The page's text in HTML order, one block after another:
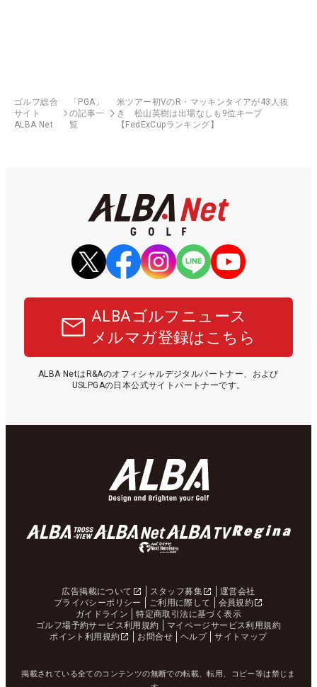
ゴルフ総合
サイト
ALBA Net
「PGA」
の記事一
覧
米ツアー初VのR・マッキンタイアが43人抜
き 松山英樹は出場なしも9位キープ
【FedExCupランキング】
ALBAゴルフニュース
メルマガ登録はこちら
ALBA NetはR&Aのオフィシャルデジタルパートナー、および
USLPGAの日本公式サイトパートナーです。
広告掲載について スタッフ募集
運営会社
プライバシーポリシー
ご利用に際して
会員規約
ガイドライン
特定商取引法に基づく表示
ゴルフ場予約サービス利用規約
マイページサービス利用規約
ポイント利用規約
お問合せ ヘルプ サイトマップ
掲載されている全てのコンテンツの無断での転載、転用、コピー等は禁じま